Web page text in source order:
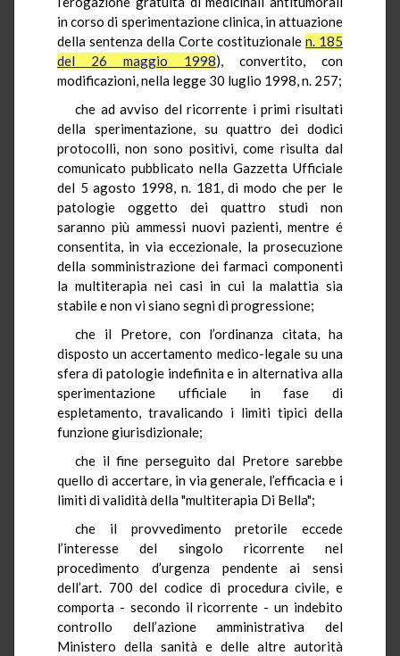
in corso di sperimentazione clinica, in attuazione
della sentenza della Corte costituzionale n. 185
del 26 maggio 1998), convertito, con
modificazioni, nella legge 30 luglio 1998, n. 257;
che ad avviso del ricorrente i primi risultati
della sperimentazione, su quattro dei dodici
protocolli, non sono positivi, come risulta dal
comunicato pubblicato nella Gazzetta Ufficiale
del 5 agosto 1998, n. 181, di modo che per le
patologie oggetto dei quattro studi non
saranno più ammessi nuovi pazienti, mentre é
consentita, in via eccezionale, la prosecuzione
della somministrazione dei farmaci componenti
la multiterapia nei casi in cui la malattia sia
stabile e non vi siano segni di progressione;
che il Pretore, con l’ordinanza citata, ha
disposto un accertamento medico-legale su una
sfera di patologie indefinita e in alternativa alla
sperimentazione ufficiale in fase di
espletamento, travalicando i limiti tipici della
funzione giurisdizionale;
che il fine perseguito dal Pretore sarebbe
quello di accertare, in via generale, l’efficacia e i
limiti di validità della "multiterapia Di Bella";
che il provvedimento pretorile eccede
l’interesse del singolo ricorrente nel
procedimento d’urgenza pendente ai sensi
dell’art. 700 del codice di procedura civile, e
comporta - secondo il ricorrente - un indebito
controllo dell’azione amministrativa del
Ministero della sanità e delle altre autorità